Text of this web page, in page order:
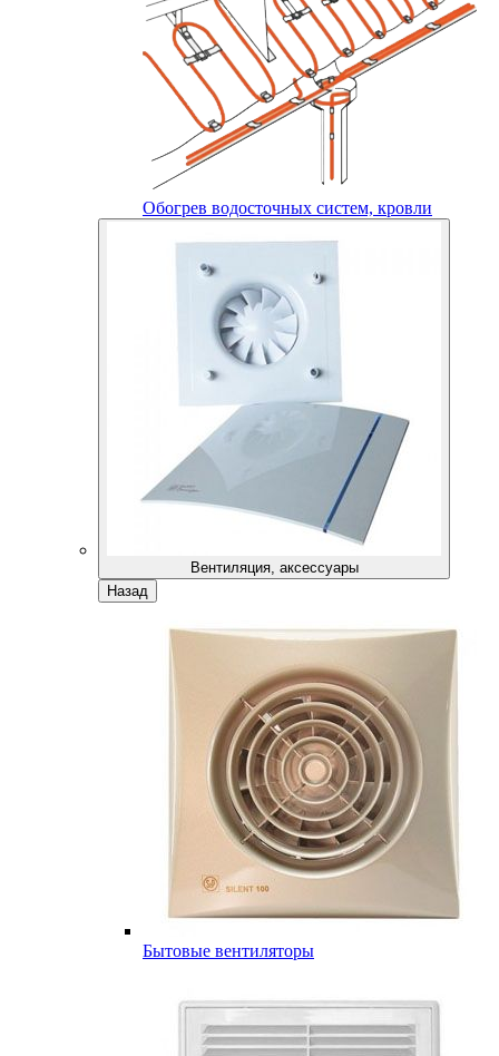
Обогрев водосточных систем, кровли
Вентиляция, аксессуары
Назад
Бытовые вентиляторы